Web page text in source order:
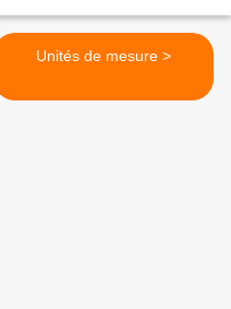
Unités de mesure >